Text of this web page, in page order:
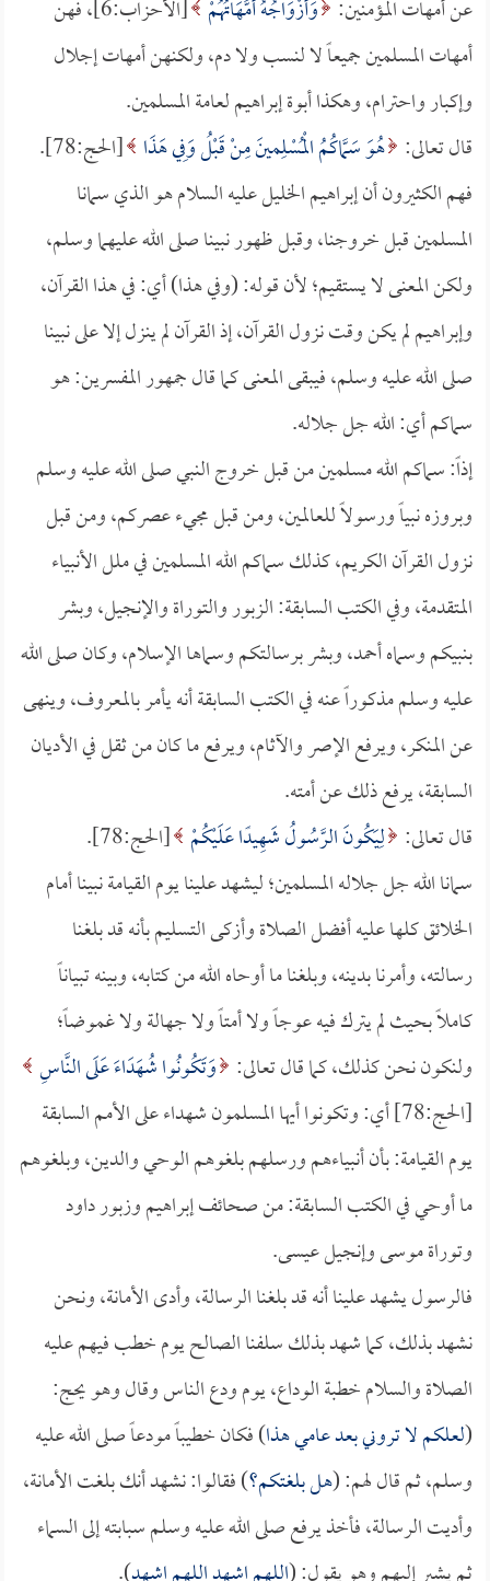
عن أمهات المؤمنين: وَأَزْوَاجُهُ أُمَّهَاتُهُمْ
[الأحزاب:6]، فهن
أمهات المسلمين جميعاً لا لنسب ولا دم، ولكنهن أمهات إجلال
وإكبار واحترام، وهكذا أبوة إبراهيم لعامة المسلمين.
قال تعالى: هُوَ سَمَّاكُمُ الْمُسْلِمينَ مِنْ قَبْلُ وَفِي هَذَا [الحج:78].
فهم الكثيرون أن إبراهيم الخليل عليه السلام هو الذي سمانا
المسلمين قبل خروجنا، وقبل ظهور نبينا صلى الله عليهما وسلم،
ولكن المعنى لا يستقيم؛ لأن قوله: (وفي هذا) أي: في هذا القرآن،
وإبراهيم لم يكن وقت نزول القرآن، إذ القرآن لم ينزل إلا على نبينا
صلى الله عليه وسلم، فيبقى المعنى كما قال جمهور المفسرين: هو
سماكم أي: الله جل جلاله.
إذاً: سماكم الله مسلمين من قبل خروج النبي صلى الله عليه وسلم
وبروزه نبياً ورسولاً للعالمين، ومن قبل مجيء عصركم، ومن قبل
نزول القرآن الكريم، كذلك سماكم الله المسلمين في ملل الأنبياء
المتقدمة، وفي الكتب السابقة: الزبور والتوراة والإنجيل، وبشر
بنبيكم وسماه أحمد، وبشر برسالتكم وسماها الإسلام، وكان صلى الله
عليه وسلم مذكوراً عنه في الكتب السابقة أنه يأمر بالمعروف، وينهى
عن المنكر، ويرفع الإصر والآثام، ويرفع ما كان من ثقل في الأديان
السابقة، يرفع ذلك عن أمته.
قال تعالى: لِيَكُونَ الرَّسُولُ شَهِيدًا عَلَيْكُمْ [الحج:78].
سمانا الله جل جلاله المسلمين؛ ليشهد علينا يوم القيامة نبينا أمام
الخلائق كلها عليه أفضل الصلاة وأزكى التسليم بأنه قد بلغنا
رسالته، وأمرنا بدينه، وبلغنا ما أوحاه الله من كتابه، وبينه تبياناً
كاملاً بحيث لم يترك فيه عوجاً ولا أمتاً ولا جهالة ولا غموضاً؛
ولنكون نحن كذلك، كما قال تعالى: وَتَكُونُوا شُهَدَاءَ عَلَى النَّاسِ
[الحج:78] أي: وتكونوا أيها المسلمون شهداء على الأمم السابقة
يوم القيامة: بأن أنبياءهم ورسلهم بلغوهم الوحي والدين، وبلغوهم
ما أوحي في الكتب السابقة: من صحائف إبراهيم وزبور داود
وتوراة موسى وإنجيل عيسى.
فالرسول يشهد علينا أنه قد بلغنا الرسالة، وأدى الأمانة، ونحن
نشهد بذلك، كما شهد بذلك سلفنا الصالح يوم خطب فيهم عليه
الصلاة والسلام خطبة الوداع، يوم ودع الناس وقال وهو يحج:
(لعلكم لا تروني بعد عامي هذا) فكان خطيباً مودعاً صلى الله عليه
وسلم، ثم قال لهم: (هل بلغتكم؟) فقالوا: نشهد أنك بلغت الأمانة،
وأديت الرسالة، فأخذ يرفع صلى الله عليه وسلم سبابته إلى السماء